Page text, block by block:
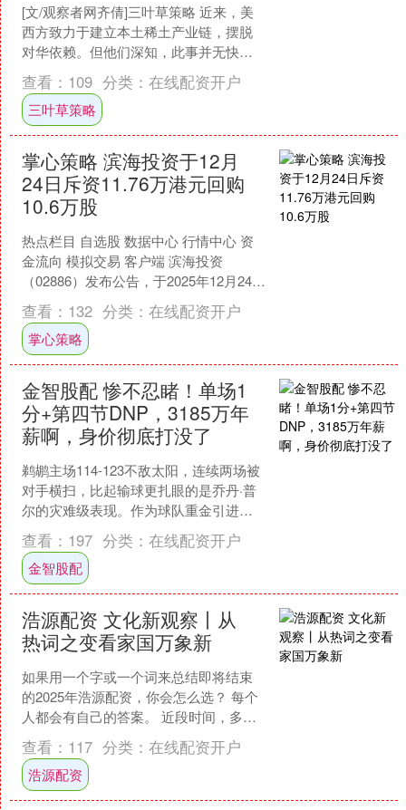
[文/观察者网齐倩]三叶草策略 近来，美
西方致力于建立本土稀土产业链，摆脱
对华依赖。但他们深知，此事并无快速
解决方案。 在此情况下，美国媒体开始
研读中国稀土“发....
查看： 109 分类： 在线配资开户
三叶草策略
掌心策略 滨海投资于12月
24日斥资11.76万港元回购
10.6万股
热点栏目 自选股 数据中心 行情中心 资
金流向 模拟交易 客户端 滨海投资
（02886）发布公告，于2025年12月24
日，该公司斥资11.76万港元回购10.....
查看： 132 分类： 在线配资开户
掌心策略
金智股配 惨不忍睹！单场1
分+第四节DNP，3185万年
薪啊，身价彻底打没了
鹈鹕主场114-123不敌太阳，连续两场被
对手横扫，比起输球更扎眼的是乔丹·普
尔的灾难级表现。作为球队重金引进的
后卫，他替补出战14分钟金智股配，3投
0中仅靠罚....
查看： 197 分类： 在线配资开户
金智股配
浩源配资 文化新观察丨从
热词之变看家国万象新
如果用一个字或一个词来总结即将结束
的2025年浩源配资，你会怎么选？ 每个
人都会有自己的答案。 近段时间，多家
机构纷纷公布年度字词、流行语等榜
单，帮助人们以关键....
查看： 117 分类： 在线配资开户
浩源配资